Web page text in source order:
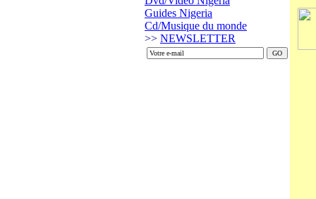
Guides Nigeria
Cd/Musique du monde
>> NEWSLETTER